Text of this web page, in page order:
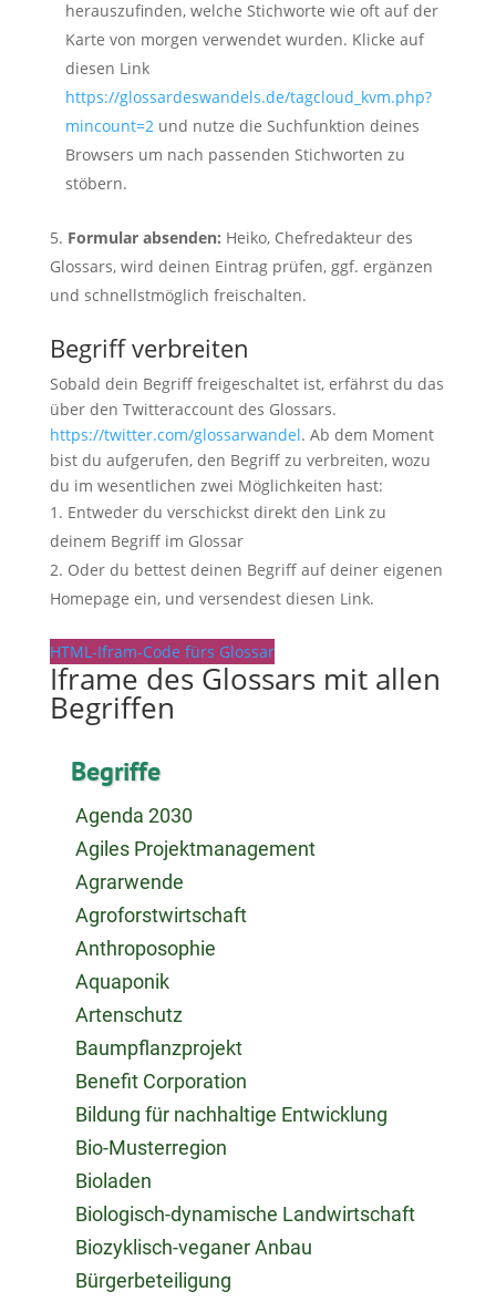
herauszufinden, welche Stichworte wie oft auf der
Karte von morgen verwendet wurden. Klicke auf
diesen Link
https://glossardeswandels.de/tagcloud_kvm.php?
mincount=2und nutze die Suchfunktion deines
Browsers um nach passenden Stichworten zu
stöbern.
Formular absenden: Heiko, Chefredakteur des
Glossars, wird deinen Eintrag prüfen, ggf. ergänzen
und schnellstmöglich freischalten.
Begriff verbreiten
Sobald dein Begriff freigeschaltet ist, erfährst du das
über den Twitteraccount des Glossars.
https://twitter.com/glossarwandel. Ab dem Moment
bist du aufgerufen, den Begriff zu verbreiten, wozu
du im wesentlichen zwei Möglichkeiten hast:
Entweder du verschickst direkt den Link zu
deinem Begriff im Glossar
Oder du bettest deinen Begriff auf deiner eigenen
Homepage ein, und versendest diesen Link.
HTML-Ifram-Code fürs Glossar
Iframe des Glossars mit allen
Begriffen